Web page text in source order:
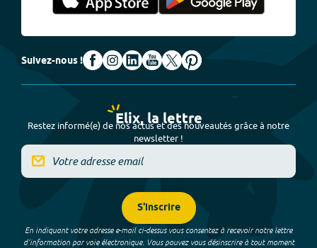
Suivez-nous !
Elix, la lettre
Restez informé(e) de nos actus et des nouveautés grâce à notre
newsletter !
S'inscrire
En indiquant votre adresse e-mail ci-dessus vous consentez à recevoir notre lettre
d’information par voie électronique. Vous pouvez vous désinscrire à tout moment